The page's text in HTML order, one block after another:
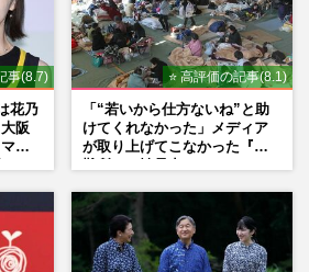
事(8.7)
花乃
阪
⭐ 高評価の記事(8.1)
「“若いから仕方ないね”と助
けてくれなかった」メディア
が取り上げてこなかった『避